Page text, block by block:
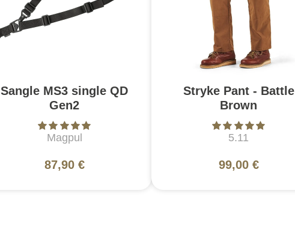
Sangle MS3 single QD
Gen2
Magpul
87,90 €
Stryke Pant - Battle
Brown
5.11
99,00 €